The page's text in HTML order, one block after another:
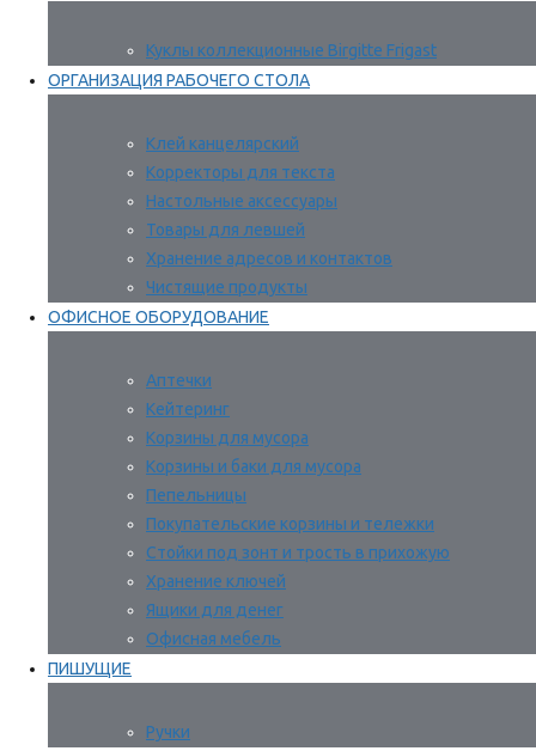
Куклы коллекционные Birgitte Frigast
ОРГАНИЗАЦИЯ РАБОЧЕГО СТОЛА
Клей канцелярский
Корректоры для текста
Настольные аксессуары
Товары для левшей
Хранение адресов и контактов
Чистящие продукты
ОФИСНОЕ ОБОРУДОВАНИЕ
Аптечки
Кейтеринг
Корзины для мусора
Корзины и баки для мусора
Пепельницы
Покупательские корзины и тележки
Стойки под зонт и трость в прихожую
Хранение ключей
Ящики для денег
Офисная мебель
ПИШУЩИЕ
Ручки